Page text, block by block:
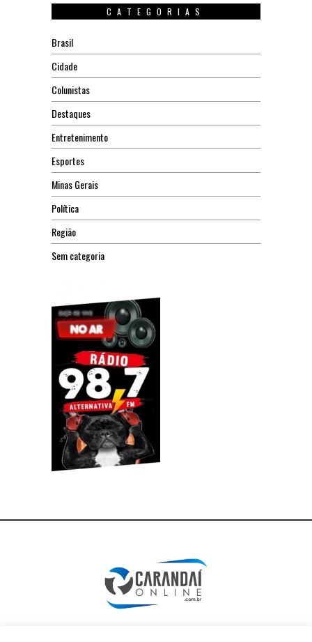
CATEGORIAS
Brasil
Cidade
Colunistas
Destaques
Entretenimento
Esportes
Minas Gerais
Política
Região
Sem categoria